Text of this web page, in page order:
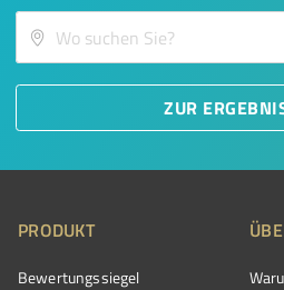
ZUR
PRODUKT
Bewertungssiegel